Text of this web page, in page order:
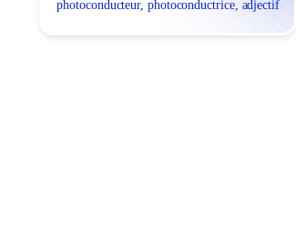
photoconducteur, photoconductrice, adjectif